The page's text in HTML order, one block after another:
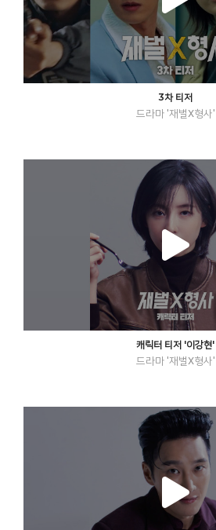
3차 티저
드라마 '재벌X형사'
캐릭터 티저 '이강현'
드라마 '재벌X형사'